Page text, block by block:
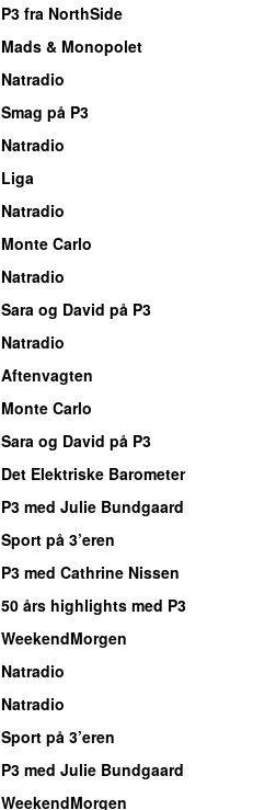
P3 fra NorthSide
Mads & Monopolet
Natradio
Smag på P3
Natradio
Liga
Natradio
Monte Carlo
Natradio
Sara og David på P3
Natradio
Aftenvagten
Monte Carlo
Sara og David på P3
Det Elektriske Barometer
P3 med Julie Bundgaard
Sport på 3’eren
P3 med Cathrine Nissen
50 års highlights med P3
WeekendMorgen
Natradio
Natradio
Sport på 3’eren
P3 med Julie Bundgaard
WeekendMorgen